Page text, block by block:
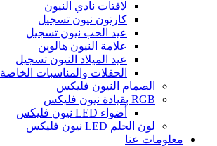
لافتات نادي النيون
كارتون نيون تسجيل
عيد الحب نيون تسجيل
علامة النيون هالوين
عيد الميلاد النيون تسجيل
الحفلات والمناسبات الخاصة
الصمام النيون فليكس
RGB بقيادة نيون فليكس
أضواء LED نيون فليكس
لون الحلم LED نيون فليكس
معلومات عنا